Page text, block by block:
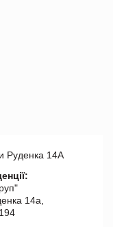
Руденка 14А
14а,